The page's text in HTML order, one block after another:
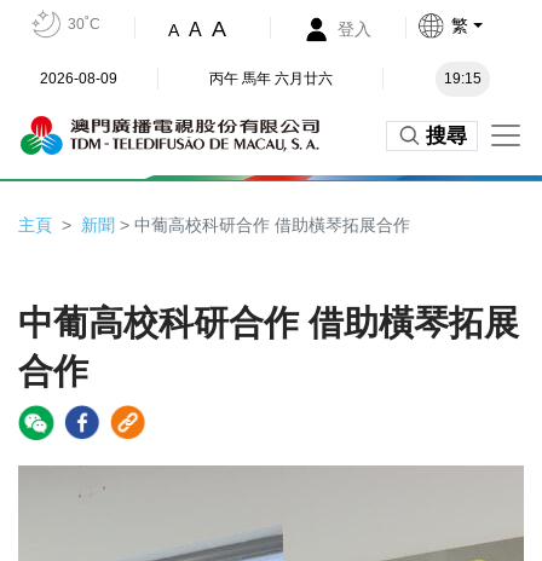
30˚C A A A 登入 繁
2026-08-09 丙午 馬年 六月廿六 19:15
搜尋
主頁 新聞 > 中葡高校科研合作 借助橫琴拓展合作
中葡高校科研合作 借助橫琴拓展
合作